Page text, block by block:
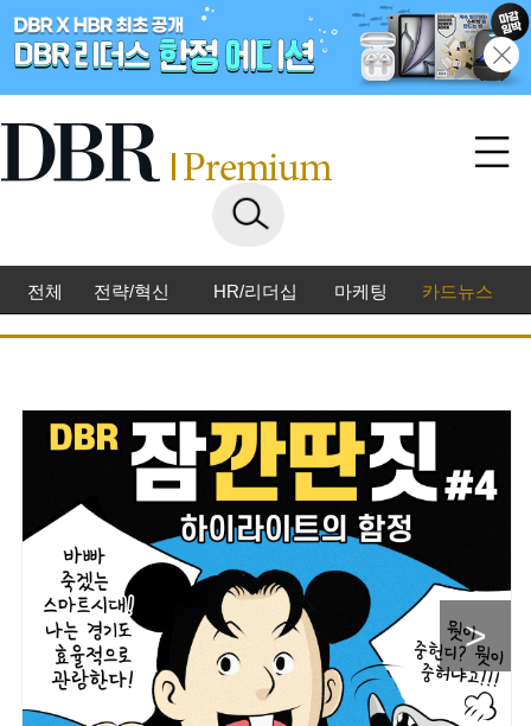
전체 전략/혁신 HR/리더십 마케팅 카드뉴스
>